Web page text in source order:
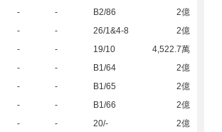
- - B2/86
2億
- - 26/1&4-8
2億
- - 19/10
4,522.7萬
- - B1/64
2億
- - B1/65
2億
- - B1/66
2億
- - 20/-
2億